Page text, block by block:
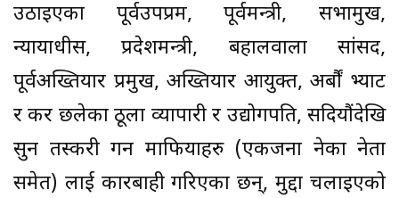
उठाइएका पूर्वउपप्रम, पूर्वमन्त्री, सभामुख,
न्यायाधीस, प्रदेशमन्त्री, बहालवाला सांसद,
पूर्वअख्तियार प्रमुख, अख्तियार आयुक्त, अर्बौं भ्याट
र कर छलेका ठूला व्यापारी र उद्योगपति, सदियौंदेखि
सुन तस्करी गर्ने माफियाहरु (एकजना नेका नेता
समेत) लाई कारबाही गरिएका छन्, मुद्दा चलाइएको